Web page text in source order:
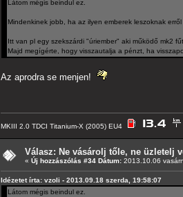
Látom mégis beindul ez.
Mindenkinek jobb, ha az ilyen emberek leszoknak
Itt van pl egy szekszárdi "úriember" aki működő mk2
Majd megígérte, hogy visszautalja a pénzt, ha
Az aprodra se menjen!
MKIII 2.0 TDCI Titanium-X (2005) EU4
Válasz: Ne vásárolj tőle, ne üzletelj
« Új hozzászólás #34 Dátum: 2013.10.06
Idézetet írta: vzoli - 2013.09.18 szerda, 19:58:07
Látom mégis beindul ez.